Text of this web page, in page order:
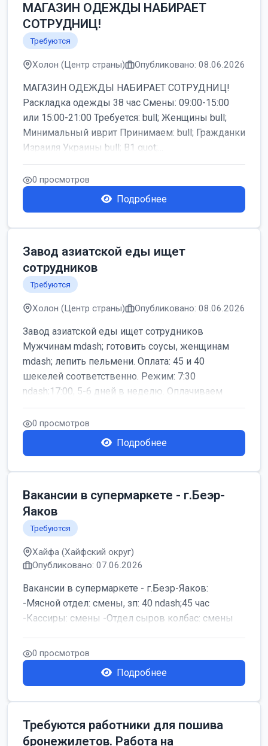
МАГАЗИН ОДЕЖДЫ НАБИРАЕТ
СОТРУДНИЦ!
Требуются
Холон (Центр страны) Опубликовано: 08.06.2026
МАГАЗИН ОДЕЖДЫ НАБИРАЕТ СОТРУДНИЦ!
Раскладка одежды 38 час Смены: 09:00-15:00
или 15:00-21:00 Требуется: bull; Женщины bull;
Минимальный иврит Принимаем: bull; Гражданки
Израиля Украины bull; B1 quot;...
0 просмотров
Подробнее
Завод азиатской еды ищет
сотрудников
Требуются
Холон (Центр страны) Опубликовано: 08.06.2026
Завод азиатской еды ищет сотрудников
Мужчинам mdash; готовить соусы, женщинам
mdash; лепить пельмени. Оплата: 45 и 40
шекелей соответственно. Режим: 7:30
ndash;17:00, 5-6 дней в неделю. Оплачиваем
дор...
0 просмотров
Подробнее
Вакансии в супермаркете - г.Беэр-
Яаков
Требуются
Хайфа (Хайфский округ)
Опубликовано: 07.06.2026
Вакансии в супермаркете - г.Беэр-Яаков:
-Мясной отдел: смены, зп: 40 ndash;45 час
-Кассиры: смены -Отдел сыров колбас: смены
0 просмотров
Подробнее
Требуются работники для пошива
бронежилетов. Работа на